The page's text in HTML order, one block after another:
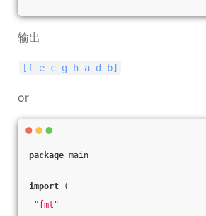
输出
[f e c g h a d b]
or
package main
import (
"fmt"